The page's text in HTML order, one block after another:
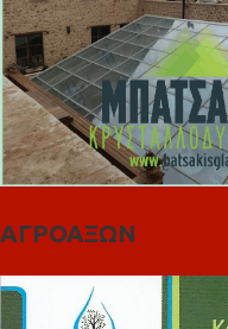
ΑΓΡΟΑΞΩΝ